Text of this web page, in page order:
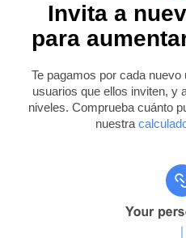
Invita a
para
Te pagamos por cada
usuarios que ellos inviten, y
niveles. Comprueba cuánto
nuestra